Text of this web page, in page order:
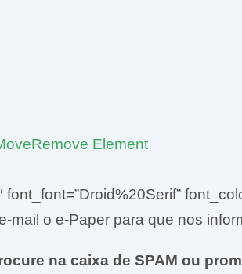
Remove Element
mail o e-Paper para que nos
na caixa de SPAM ou